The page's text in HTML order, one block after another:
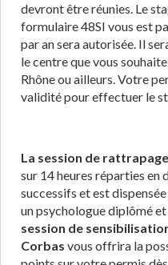
devront être réunies. Le
formulaire 48SI vous est
par an sera autorisée. Il
le centre que vous
Rhône ou ailleurs. Votre
validité pour effectuer le
La session de
sur 14 heures réparties
successifs et est
un psychologue diplômé
session de
Corbas vous offrira la